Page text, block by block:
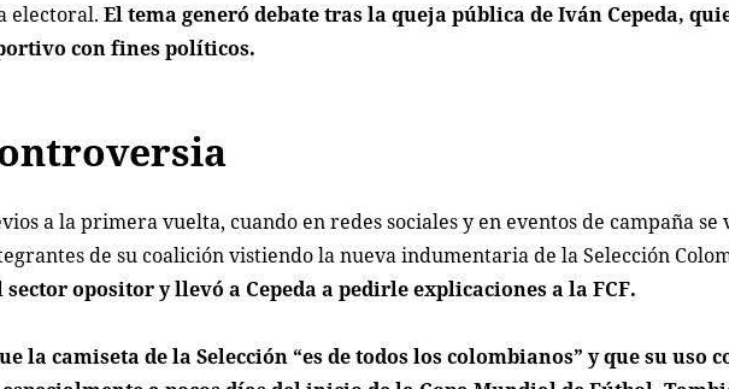
electoral.El tema generó debate tras la queja pública de Iván Cepeda,
con fines políticos.
a la primera vuelta, cuando en redes sociales y en eventos de campaña se
de su coalición vistiendo la nueva indumentaria de la Selección
opositor y llevó a Cepeda a pedirle explicaciones a la FCF.
la camiseta de la Selección “es de todos los colombianos” y que su uso